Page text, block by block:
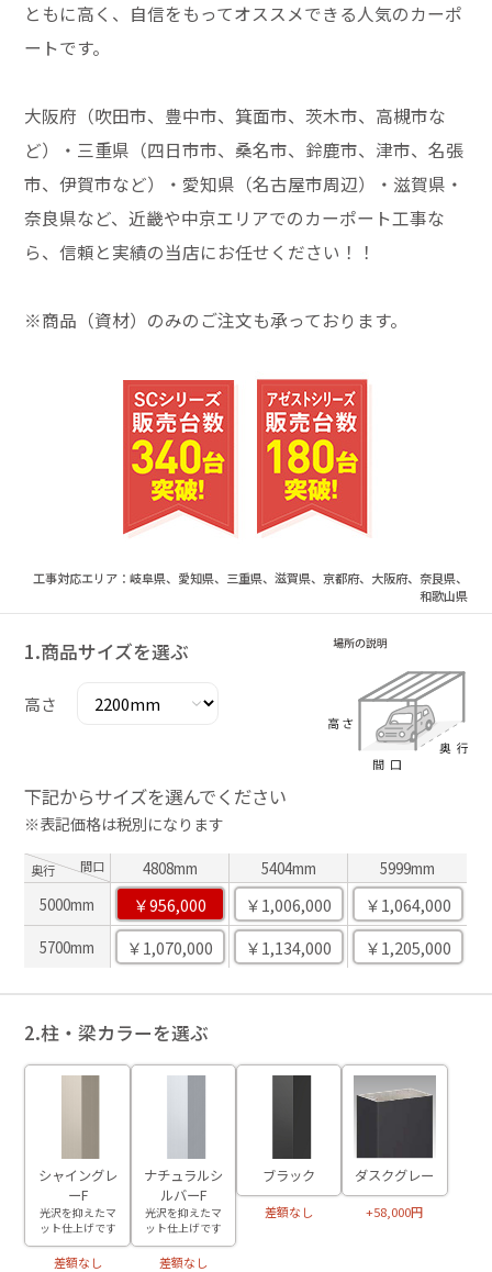
ともに高く、自信をもってオススメできる人気のカーポ
ートです。
大阪府（吹田市、豊中市、箕面市、茨木市、高槻市な
ど）・三重県（四日市市、桑名市、鈴鹿市、津市、名張
市、伊賀市など）・愛知県（名古屋市周辺）・滋賀県・
奈良県など、近畿や中京エリアでのカーポート工事な
ら、信頼と実績の当店にお任せください！！
※商品（資材）のみのご注文も承っております。
工事対応エリア：岐阜県、愛知県、三重県、滋賀県、京都府、大阪府、奈良県、
和歌山県
1.商品サイズを選ぶ
高さ
下記からサイズを選んでください
※表記価格は税別になります
奥行 間口 4808mm 5404mm
5999mm
5000mm
￥956,000 ￥1,006,000 ￥1,064,000
5700mm ￥1,070,000 ￥1,134,000 ￥1,205,000
2.柱・梁カラーを選ぶ
シャイングレ
ーF
光沢を抑えたマ
ット仕上げです
差額なし
ナチュラルシ
ルバーF
光沢を抑えたマ
ット仕上げです
差額なし
ブラック
差額なし
ダスクグレー
+58,000円